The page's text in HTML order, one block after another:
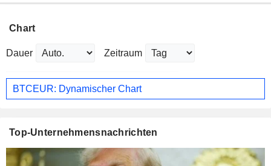
Chart
Dauer Zeitraum
BTCEUR: Dynamischer Chart
Top-Unternehmensnachrichten